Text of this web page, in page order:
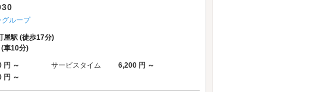
グループ
屋駅 (徒歩17分)
(車10分)
円 ～ サービスタイム
6,200 円 ～
円 ～